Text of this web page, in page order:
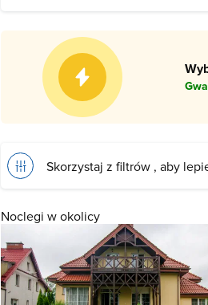
Skorzystaj z filtrów , aby
Noclegi w okolicy